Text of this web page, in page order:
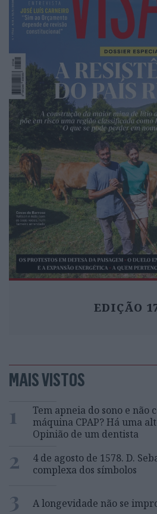
EDIÇÃO
MAIS VISTOS
1
Tem apneia do sono e não
máquina CPAP? Há uma
Opinião de um dentista
2
4 de agosto de 1578. D.
complexa dos símbolos
3 A longevidade não se